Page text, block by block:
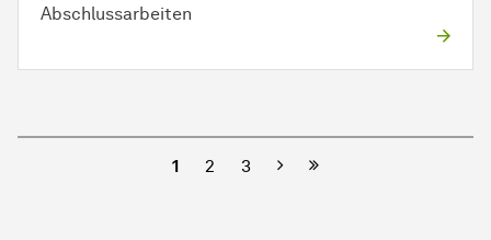
Abschlussarbeiten
1 2 3 Nächste